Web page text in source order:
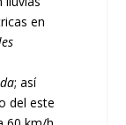
en
; así
del este